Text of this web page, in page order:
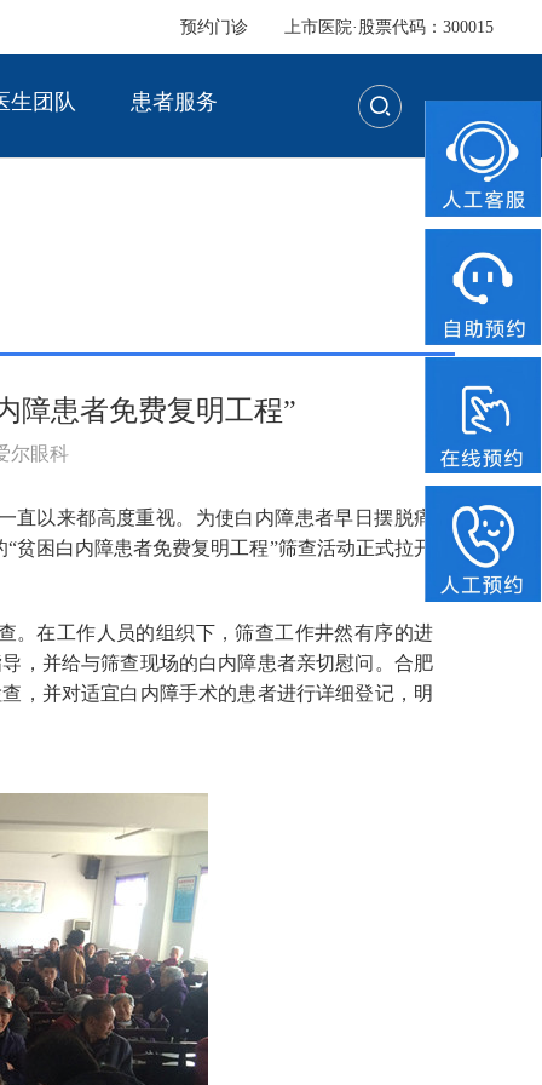
预约门诊 上市医院·股票代码：300015
生团队 患者服务
障患者免费复明工程”
尔眼科
以来都高度重视。为使白内障患者早日摆脱痛
贫困白内障患者免费复明工程”筛查活动正式拉开
。在工作人员的组织下，筛查工作井然有序的进
，并给与筛查现场的白内障患者亲切慰问。合肥
，并对适宜白内障手术的患者进行详细登记，明